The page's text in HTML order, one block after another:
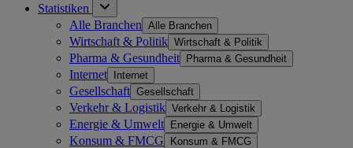
Statistiken
Alle Branchen Alle Branchen
Wirtschaft & Politik Wirtschaft & Politik
Pharma & Gesundheit Pharma & Gesundheit
Internet Internet
Gesellschaft Gesellschaft
Verkehr & Logistik Verkehr & Logistik
Energie & Umwelt Energie & Umwelt
Konsum & FMCG Konsum & FMCG